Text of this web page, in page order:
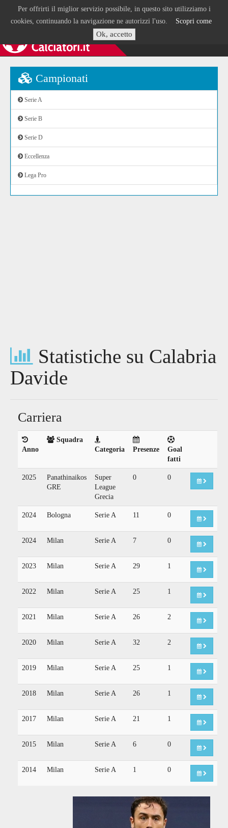
Per offrirti il miglior servizio possibile, in questo sito utilizziamo i
cookies, continuando la navigazione ne autorizzi l'uso. Scopri come
Ok, accetto
Campionati
Serie A
Serie B
Serie D
Eccellenza
Lega Pro
Statistiche su Calabria
Davide
Carriera
Anno
Squadra
Categoria
Presenze
Goal
fatti
2025
Panathinaikos
GRE
Super
League
Grecia
0 0
2024 Bologna Serie A 11 0
2024 Milan Serie A 7 0
2023 Milan Serie A 29 1
2022 Milan Serie A 25 1
2021 Milan Serie A 26 2
2020 Milan Serie A 32 2
2019 Milan Serie A 25 1
2018 Milan Serie A 26 1
2017 Milan Serie A 21 1
2015 Milan Serie A 6 0
2014 Milan Serie A 1 0